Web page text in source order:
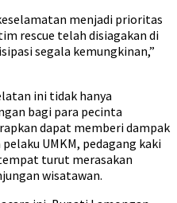
menjadi prioritas
rescue telah disiagakan di
segala kemungkinan,”
ini tidak hanya
bagi para pecinta
dapat memberi dampak
UMKM, pedagang kaki
turut merasakan
wisatawan.